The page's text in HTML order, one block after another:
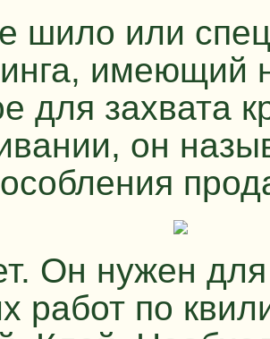
шило или
имеющий
для захвата
он
Он нужен
работ по